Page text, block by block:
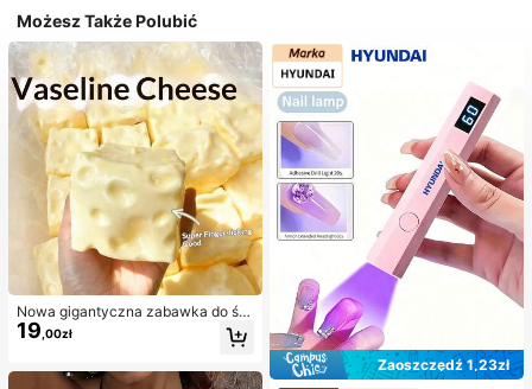
Możesz Także Polubić
Nowa gigantyczna zabawka do ści
skania w kształcie sera z nadzienie
m, kwadratowa piłka serowa do ści
a, powolne odbijanie, obudowa z T
19,00zł
Zaoszczędź 1,23zł